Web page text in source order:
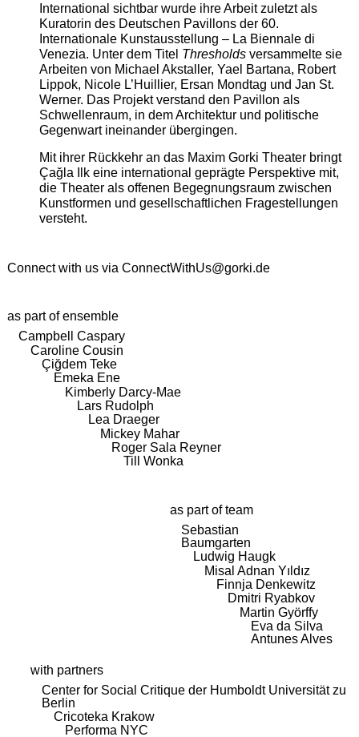
International sichtbar wurde ihre Arbeit zuletzt als
Kuratorin des Deutschen Pavillons der 60.
Internationale Kunstausstellung – La Biennale di
Venezia. Unter dem Titel Thresholdsversammelte sie
Arbeiten von Michael Akstaller, Yael Bartana, Robert
Lippok, Nicole L’Huillier, Ersan Mondtag und Jan St.
Werner. Das Projekt verstand den Pavillon als
Schwellenraum, in dem Architektur und politische
Gegenwart ineinander übergingen.
Mit ihrer Rückkehr an das Maxim Gorki Theater bringt
Çağla Ilk eine international geprägte Perspektive mit,
die Theater als offenen Begegnungsraum zwischen
Kunstformen und gesellschaftlichen Fragestellungen
versteht.
Connect with us via ConnectWithUs@gorki.de
as part of ensemble
Campbell Caspary
Caroline Cousin
Çiğdem Teke
Emeka Ene
Kimberly Darcy-Mae
Lars Rudolph
Lea Draeger
Mickey Mahar
Roger Sala Reyner
Till Wonka
as part of team
Sebastian
Baumgarten
Ludwig Haugk
Misal Adnan Yıldız
Finnja Denkewitz
Dmitri Ryabkov
Martin Györffy
Eva da Silva
Antunes Alves
with partners
Center for Social Critique der Humboldt Universität zu
Berlin
Cricoteka Krakow
Performa NYC